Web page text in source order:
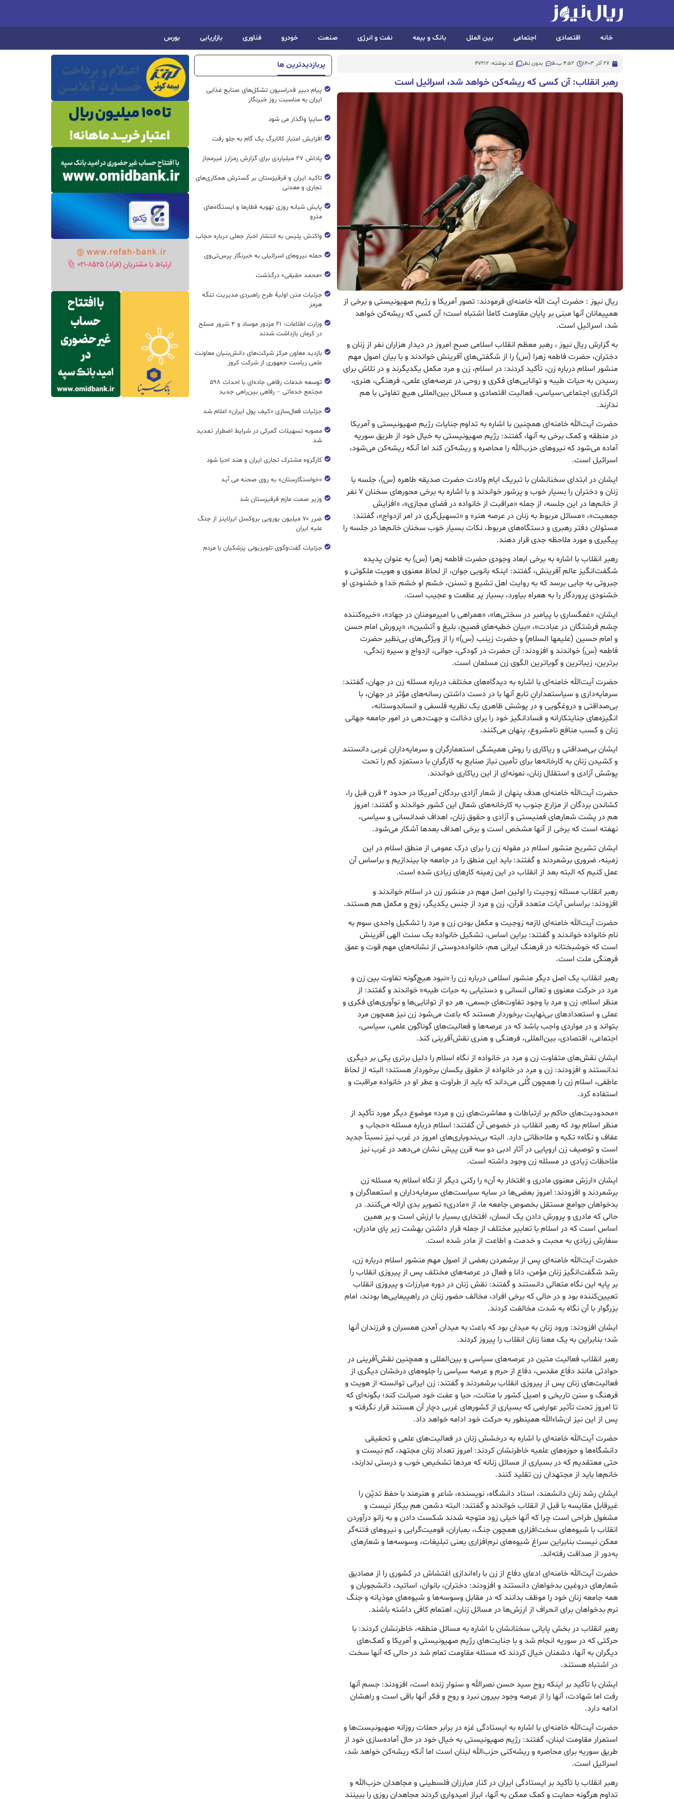
خانه اقتصادی اجتماعی بین الملل بانک و بیمه نفت و انرژی صنعت خودرو فناوری بازاریابی بورس
27 آذر 1403 4:52 ب.ظ بدون نظر کد نوشته: 47212
رهبر انقلاب: آن کسی که ریشه‌کن خواهد شد، اسرائیل است
ریال نیوز : حضرت آیت الله خامنه‌ای فرمودند: تصور آمریکا و رژیم صهیونیستی و برخی از
همپیمانان آنها مبنی بر پایان مقاومت کاملاً اشتباه است؛ آن کسی که ریشه‌کن خواهد
شد، اسرائیل است.
به گزارش ریال نیوز ، رهبر معظم انقلاب اسلامی صبح امروز در دیدار هزاران نفر از زنان و
دختران، حضرت فاطمه زهرا (س) را از شگفتی‌های آفرینش خواندند و با بیان اصول مهم
منشور اسلام درباره زن، تأکید کردند: در اسلام، زن و مرد مکمل یکدیگرند و در تلاش برای
رسیدن به حیات طیبه و توانایی‌های فکری و روحی در عرصه‌های علمی، فرهنگی، هنری،
اثرگذاری اجتماعی-سیاسی، فعالیت اقتصادی و مسائل بین‌المللی هیچ تفاوتی با هم
ندارند.
حضرت آیت‌الله خامنه‌ای همچنین با اشاره به تداوم جنایات رژیم صهیونیستی و آمریکا
در منطقه و کمک برخی به آنها، گفتند: رژیم صهیونیستی به خیال خود از طریق سوریه
آماده می‌شود که نیروهای حزب‌الله را محاصره و ریشه‌کن کند اما آنکه ریشه‌کن می‌شود،
اسرائیل است.
ایشان در ابتدای سخنانشان با تبریک ایام ولادت حضرت صدیقه طاهره (س)، جلسه با
زنان و دختران را بسیار خوب و پرشور خواندند و با اشاره به برخی محورهای سخنان ۷ نفر
از خانم‌ها در این جلسه، از جمله «مراقبت از خانواده در فضای مجازی»، «افزایش
جمعیت»، «مسائل مربوط به زنان در عرصه هنر» و «تسهیل‌گری در امر ازدواج»، گفتند:
مسئولان دفتر رهبری و دستگاه‌های مربوط، نکات بسیار خوب سخنان خانم‌ها در جلسه را
پیگیری و مورد ملاحظه جدی قرار دهند.
رهبر انقلاب با اشاره به برخی ابعاد وجودی حضرت فاطمه زهرا (س) به عنوان پدیده
شگفت‌انگیز عالم آفرینش، گفتند: اینکه بانویی جوان، از لحاظ معنوی و هویت ملکوتی و
جبروتی به جایی برسد که به روایت اهل تشیع و تسنن، خشم او خشم خدا و خشنودی او
خشنودی پروردگار را به همراه بیاورد، بسیار پر عظمت و عجیب است.
ایشان، «غمگساری با پیامبر در سختی‌ها»، «همراهی با امیرمومنان در جهاد»، «خیره‌کننده
چشم فرشتگان در عبادت»، «بیان خطبه‌های فصیح، بلیغ و آتشین»، «پرورش امام حسن
و امام حسین (علیمها السلام) و حضرت زینب (س)» را از ویژگی‌های بی‌نظیر حضرت
فاطمه (س) خواندند و افزودند: آن حضرت در کودکی، جوانی، ازدواج و سیره زندگی،
برترین، زیباترین و گویاترین الگوی زن مسلمان است.
حضرت آیت‌الله خامنه‌ای با اشاره به دیدگاه‌های مختلف درباره مسئله زن در جهان، گفتند:
سرمایه‌داری و سیاستمدارانِ تابع آنها با در دست داشتن رسانه‌های مؤثر در جهان، با
بی‌صداقتی و دروغگویی و در پوشش ظاهری یک نظریه فلسفی و انساندوستانه،
انگیزه‌های جنایتکارانه و فسادانگیز خود را برای دخالت و جهت‌دهی در امور جامعه جهانی
زنان و کسب منافع نامشروع، پنهان می‌کنند.
ایشان بی‌صداقتی و ریاکاری را روش همیشگی استعمارگران و سرمایه‌داران غربی دانستند
و کشیدن زنان به کارخانه‌ها برای تأمین نیاز صنایع به کارگرانِ با دستمزد کم را تحت
پوشش آزادی و استقلال زنان، نمونه‌ای از این ریاکاری خواندند.
حضرت آیت‌الله خامنه‌ای هدف پنهان از شعار آزادی بردگان آمریکا در حدود ۲ قرن قبل را،
کشاندن بردگان از مزارع جنوب به کارخانه‌های شمال این کشور خواندند و گفتند: امروز
هم در پشت شعارهای فمنیستی و آزادی و حقوق زنان، اهداف ضدانسانی و سیاسی،
نهفته است که برخی از آنها مشخص است و برخی اهداف بعدها آشکار می‌شود.
ایشان تشریح منشور اسلام در مقوله زن را برای درک عمومی از منطق اسلام در این
زمینه، ضروری برشمردند و گفتند: باید این منطق را در جامعه جا بیندازیم و براساس آن
عمل کنیم که البته بعد از انقلاب در این زمینه کارهای زیادی شده است.
رهبر انقلاب مسئله زوجیت را اولین اصل مهم در منشور زن در اسلام خواندند و
افزودند: براساس آیات متعدد قرآن، زن و مرد از جنس یکدیگر، زوج و مکمل هم هستند.
حضرت آیت‌الله خامنه‌ای لازمه زوجیت و مکمل بودن زن و مرد را تشکیل واحدی سوم به
نام خانواده خواندند و گفتند: براین اساس، تشکیل خانواده یک سنت الهی آفرینش
است که خوشبختانه در فرهنگ ایرانی هم، خانواده‌دوستی از نشانه‌های مهم قوت و عمق
فرهنگی ملت است.
رهبر انقلاب یک اصل دیگر منشور اسلامی درباره زن را «نبود هیچ‌گونه تفاوت بین زن و
مرد در حرکت معنوی و تعالی انسانی و دستیابی به حیات طیبه» خواندند و گفتند: از
منظر اسلام، زن و مرد با وجود تفاوت‌های جسمی، هر دو از توانایی‌ها و نوآوری‌های فکری و
عملی و استعدادهای بی‌نهایت برخوردار هستند که باعث می‌شود زن نیز همچون مرد
بتواند و در مواردی واجب باشد که در عرصه‌ها و فعالیت‌های گوناگون علمی، سیاسی،
اجتماعی، اقتصادی، بین‌المللی، فرهنگی و هنری نقش‌آفرینی کند.
ایشان نقش‌های متفاوت زن و مرد در خانواده از نگاه اسلام را دلیل برتری یکی بر دیگری
ندانستند و افزودند: زن و مرد در خانواده از حقوق یکسان برخوردار هستند؛ البته از لحاظ
عاطفی، اسلام زن را همچون گُلی می‌داند که باید از طراوت و عطر او در خانواده مراقبت و
استفاده کرد.
«محدودیت‌های حاکم بر ارتباطات و معاشرت‌های زن و مرد» موضوع دیگر مورد تأکید از
منظر اسلام بود که رهبر انقلاب در خصوص آن گفتند: اسلام درباره مسئله «حجاب و
عفاف و نگاه» تکیه و ملاحظاتی دارد. البته بی‌بندوباری‌های امروز در غرب نیز نسبتاً جدید
است و توصیف زن اروپایی در آثار ادبی دو سه قرن پیش نشان می‌دهد در غرب نیز
ملاحظات زیادی در مسئله زن وجود داشته است.
ایشان «ارزش معنوی مادری و افتخار به آن» را رکنی دیگر از نگاه اسلام به مسئله زن
برشمردند و افزودند: امروز بعضی‌ها در سایه سیاست‌های سرمایه‌داران و استعماگران و
بدخواهان جوامع مستقل بخصوص جامعه ما، از «مادری» تصویر بدی ارائه می‌کنند. در
حالی که مادری و پرورش دادن یک انسان، افتخاری بسیار با ارزش است و بر همین
اساس است که در اسلام با تعابیر مختلف از جمله قرار داشتن بهشت زیر پای مادران،
سفارش زیادی به محبت و خدمت و اطاعت از مادر شده است.
حضرت آیت‌الله خامنه‌ای پس از برشمردن بعضی از اصول مهم منشور اسلام درباره زن،
رشد شگفت‌انگیز زنان مؤمن، دانا و فعال در عرصه‌های مختلف پس از پیروزی انقلاب را
بر پایه این نگاه متعالی دانستند و گفتند: نقش زنان در دوره مبارزات و پیروزی انقلاب
تعیین‌کننده بود و در حالی که برخی افراد، مخالف حضور زنان در راهپیمایی‌ها بودند، امام
بزرگوار با آن نگاه به شدت مخالفت کردند.
ایشان افزودند: ورود زنان به میدان بود که باعث به میدان آمدن همسران و فرزندان آنها
شد؛ بنابراین به یک معنا زنان انقلاب را پیروز کردند.
رهبر انقلاب فعالیت متین در عرصه‌های سیاسی و بین‌المللی و همچنین نقش‌آفرینی در
حوادثی مانند دفاع مقدس، دفاع از حرم و عرصه سیاسی را جلوه‌های درخشان دیگری از
فعالیت‌های زنان پس از پیروزی انقلاب برشمردند و گفتند: زن ایرانی توانسته از هویت و
فرهنگ و سنن تاریخی و اصیل کشور با متانت، حیا و عفت خود صیانت کند؛ بگونه‌ای که
تا امروز تحت تأثیر عوارضی که بسیاری از کشورهای غربی دچار آن هستند قرار نگرفته و
پس از این نیز ان‌شاءالله همینطور به حرکت خود ادامه خواهد داد.
حضرت آیت‌الله خامنه‌ای با اشاره به درخشش زنان در فعالیت‌های علمی و تحقیقی
دانشگاه‌ها و حوزه‌های علمیه خاطرنشان کردند: امروز تعداد زنان مجتهد، کم نیست و
حتی معتقدیم که در بسیاری از مسائل زنانه که مردها تشخیص خوب و درستی ندارند،
خانم‌ها باید از مجتهدان زن تقلید کنند.
ایشان رشد زنان دانشمند، استاد دانشگاه، نویسنده، شاعر و هنرمند با حفظ تدیّن را
غیرقابل مقایسه با قبل از انقلاب خواندند و گفتند: البته دشمن هم بیکار نیست و
مشغول طراحی است چرا که آنها خیلی زود متوجه شدند شکست دادن و به زانو درآوردن
انقلاب با شیوه‌های سخت‌افزاری همچون جنگ، بمباران، قومیت‌گرایی و نیروهای فتنه‌گر
ممکن نیست بنابراین سراغ شیوه‌های نرم‌افزاری یعنی تبلیغات، وسوسه‌ها و شعارهای
به‌دور از صداقت رفته‌اند.
حضرت آیت‌الله خامنه‌ای ادعای دفاع از زن با راه‌اندازی اغتشاش در کشوری را از مصادیق
شعارهای دروغین بدخواهان دانستند و افزودند: دختران، بانوان، اساتید، دانشجویان و
همه جامعه زنان خود را موظف بدانند که در مقابل وسوسه‌ها و شیوه‌های موذیانه و جنگ
نرم بدخواهان برای انحراف از ارزش‌ها در مسائل زنان، اهتمام کافی داشته باشند.
رهبر انقلاب در بخش پایانی سخنانشان با اشاره به مسائل منطقه، خاطرنشان کردند: با
حرکتی که در سوریه انجام شد و با جنایت‌های رژیم صهیونیستی و آمریکا و کمک‌های
دیگران به آنها، دشمنان خیال کردند که مسئله مقاومت تمام شد در حالی که آنها سخت
در اشتباه هستند.
ایشان با تأکید بر اینکه روح سید حسن نصرالله و سنوار زنده است، افزودند: جسم آنها
رفت اما شهادت، آنها را از عرصه وجود بیرون نبرد و روح و فکر آنها باقی است و راهشان
ادامه دارد.
حضرت آیت‌الله خامنه‌ای با اشاره به ایستادگی غزه در برابر حملات روزانه صهیونیست‌ها و
استمرار مقاومت لبنان، گفتند: رژیم صهیونیستی به خیال خود در حال آماده‌سازی خود از
طریق سوریه برای محاصره و ریشه‌کنی حزب‌الله لبنان است اما آنکه ریشه‌کن خواهد شد،
اسرائیل است.
رهبر انقلاب با تأکید بر ایستادگی ایران در کنار مبارزان فلسطینی و مجاهدان حزب‌الله و
تداوم هرگونه حمایت و کمک ممکن به آنها، ابراز امیدواری کردند مجاهدان روزی را ببینند
پربازدیدترین ها
پیام دبیر فدراسیون تشکل‌های صنایع غذایی
ایران به مناسبت روز خبرنگار
سایپا واگذار می شود
افزایش اعتبار کالابرگ یک گام به جلو رفت
پاداش ۲۷ میلیاردی برای گزارش رمزارز غیرمجاز
تاکید ایران و قرقیزستان بر گسترش همکاری‌های
تجاری و معدنی
پایش شبانه روزی تهویه قطار‌ها و ایستگاه‌های
مترو
واکنش پلیس به انتشار اخبار جعلی درباره حجاب
حمله نیروهای اسرائیلی به خبرنگار پرس‌تی‌وی
«محمد حقیقی» درگذشت
جزئیات متن اولیۀ طرح راهبردی مدیریت تنگه
هرمز
وزارت اطلاعات: ۲۱ مزدور موساد و ۴ شرور مسلح
در کرمان بازداشت شدند
بازدید معاون مرکز شرکت‌های دانش‌بنیان معاونت
علمی ریاست جمهوری از شرکت کروز
توسعه خدمات رفاهی جاده‌ای با احداث ۵۹۸
مجتمع خدماتی – رفاهی بین‌راهی جدید
جزئیات فعال‌سازی «کیف پول ایران» اعلام شد
مصوبه تسهیلات گمرکی در شرایط اضطرار تمدید
شد
کارگروه مشترک تجاری ایران و هند احیا شود
«خواستگارستان» به روی صحنه می آید
وزیر صمت عازم قرقیزستان شد
ضرر ۷۰ میلیون یورویی بروکسل ایرلاینز از جنگ
علیه ایران
جزئیات گفت‌وگوی تلویزیونی پزشکیان با مردم